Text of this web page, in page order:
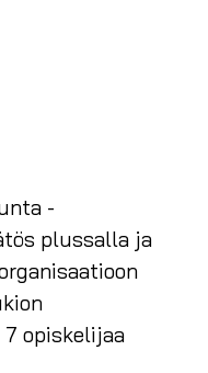
-
plussalla ja
opiskelijaa